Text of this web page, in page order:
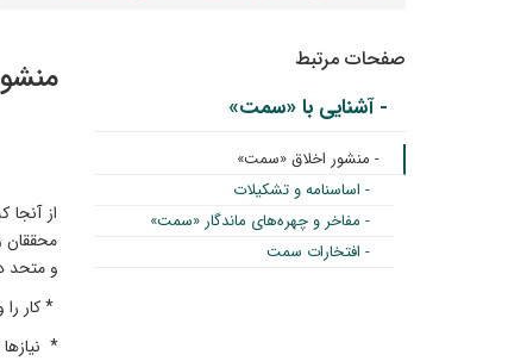
از
محققان
و متحد
* کار
*
صفحات مرتبط
- آشنایی با «سمت»
- منشور اخلاق «سمت»
- اساسنامه و تشکیلات
- مفاخر و چهره‌های ماندگار «سمت»
- افتخارات سمت